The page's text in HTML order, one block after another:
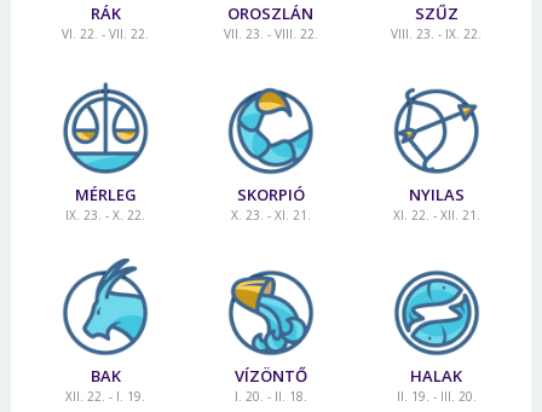
RÁK
VI. 22. - VII. 22.
OROSZLÁN
VII. 23. - VIII. 22.
SZŰZ
VIII. 23. - IX. 22.
MÉRLEG
IX. 23. - X. 22.
SKORPIÓ
X. 23. - XI. 21.
NYILAS
XI. 22. - XII. 21.
BAK
XII. 22. - I. 19.
VÍZÖNTŐ
I. 20. - II. 18.
HALAK
II. 19. - III. 20.